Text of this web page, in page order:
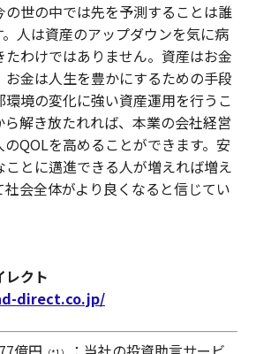
の世の中では先を予測することは誰
人は資産のアップダウンを気に病
わけではありません。資産はお金
金は人生を豊かにするための手段
環境の変化に強い資産運用を行うこ
ら解き放たれれば、本業の会社経営
QOLを高めることができます。安
とに邁進できる人が増えれば増え
会全体がより良くなると信じてい
レクト
direct.co.jp/